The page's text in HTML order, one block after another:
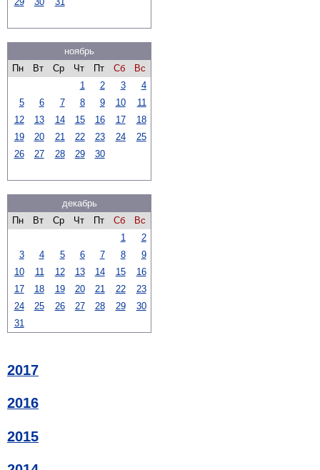
ноябрь
Пн
Вт Ср Чт Пт Сб
Вс
1
2 3
4
5
6 7 8 9 10
11
12
13 14 15 16 17
18
19
20 21 22 23 24
25
26
27 28 29 30
декабрь
Пн
Вт Ср Чт Пт Сб
Вс
1
2
3
4 5 6 7 8
9
10
11 12 13 14 15
16
17
18 19 20 21 22
23
24
25 26 27 28 29
30
31
2017
2016
2015